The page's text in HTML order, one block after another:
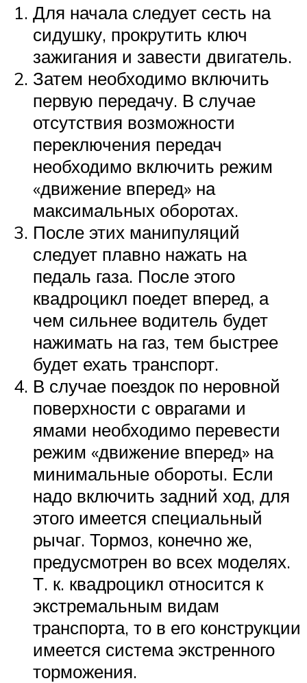
Для начала следует сесть на
сидушку, прокрутить ключ
зажигания и завести двигатель.
Затем необходимо включить
первую передачу. В случае
отсутствия возможности
переключения передач
необходимо включить режим
«движение вперед» на
максимальных оборотах.
После этих манипуляций
следует плавно нажать на
педаль газа. После этого
квадроцикл поедет вперед, а
чем сильнее водитель будет
нажимать на газ, тем быстрее
будет ехать транспорт.
В случае поездок по неровной
поверхности с оврагами и
ямами необходимо перевести
режим «движение вперед» на
минимальные обороты. Если
надо включить задний ход, для
этого имеется специальный
рычаг. Тормоз, конечно же,
предусмотрен во всех моделях.
Т. к. квадроцикл относится к
экстремальным видам
транспорта, то в его конструкции
имеется система экстренного
торможения.